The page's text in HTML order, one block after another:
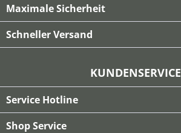
Maximale Sicherheit
Schneller Versand
KUNDENSERVICE
Service Hotline
Shop Service